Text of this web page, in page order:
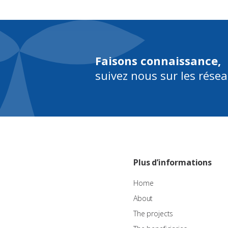
Faisons connaissance,
suivez nous sur les
Plus d’informations
Home
About
The projects